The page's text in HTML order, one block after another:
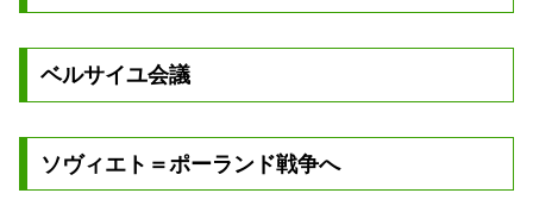
ベルサイユ会議
ソヴィエト＝ポーランド戦争へ